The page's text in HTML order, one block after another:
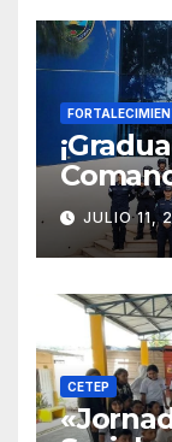
JULIO 11,
CETEP